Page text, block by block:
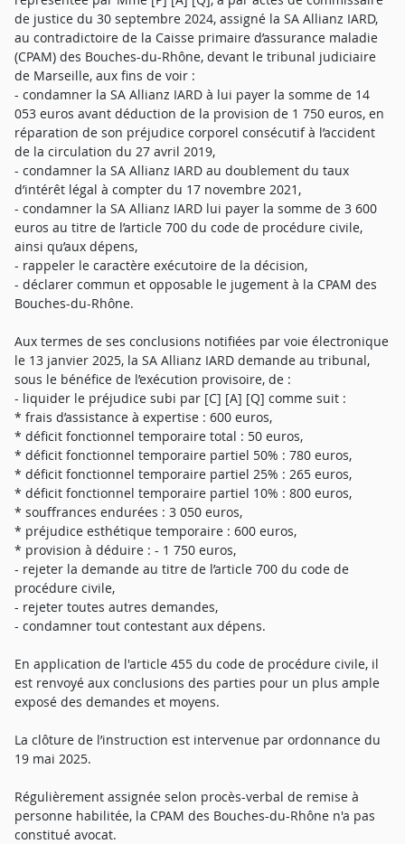
de justice du 30 septembre 2024, assigné la SA Allianz IARD,
au contradictoire de la Caisse primaire d’assurance maladie
(CPAM) des Bouches-du-Rhône, devant le tribunal judiciaire
de Marseille, aux fins de voir :
- condamner la SA Allianz IARD à lui payer la somme de 14
053 euros avant déduction de la provision de 1 750 euros, en
réparation de son préjudice corporel consécutif à l’accident
de la circulation du 27 avril 2019,
- condamner la SA Allianz IARD au doublement du taux
d’intérêt légal à compter du 17 novembre 2021,
- condamner la SA Allianz IARD lui payer la somme de 3 600
euros au titre de l’article 700 du code de procédure civile,
ainsi qu’aux dépens,
- rappeler le caractère exécutoire de la décision,
- déclarer commun et opposable le jugement à la CPAM des
Bouches-du-Rhône.
Aux termes de ses conclusions notifiées par voie électronique
le 13 janvier 2025, la SA Allianz IARD demande au tribunal,
sous le bénéfice de l’exécution provisoire, de :
- liquider le préjudice subi par [C] [A] [Q] comme suit :
* frais d’assistance à expertise : 600 euros,
* déficit fonctionnel temporaire total : 50 euros,
* déficit fonctionnel temporaire partiel 50% : 780 euros,
* déficit fonctionnel temporaire partiel 25% : 265 euros,
* déficit fonctionnel temporaire partiel 10% : 800 euros,
* souffrances endurées : 3 050 euros,
* préjudice esthétique temporaire : 600 euros,
* provision à déduire : - 1 750 euros,
- rejeter la demande au titre de l’article 700 du code de
procédure civile,
- rejeter toutes autres demandes,
- condamner tout contestant aux dépens.
En application de l'article 455 du code de procédure civile, il
est renvoyé aux conclusions des parties pour un plus ample
exposé des demandes et moyens.
La clôture de l’instruction est intervenue par ordonnance du
19 mai 2025.
Régulièrement assignée selon procès-verbal de remise à
personne habilitée, la CPAM des Bouches-du-Rhône n'a pas
constitué avocat.